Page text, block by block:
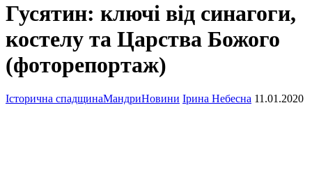
Гусятин: ключі від синагоги,
костелу та Царства Божого
(фоторепортаж)
Історична спадщинаМандриНовини Ірина Небесна 11.01.2020